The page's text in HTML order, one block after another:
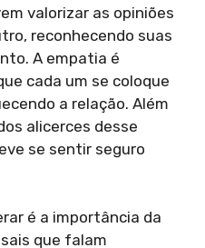
valorizar as opiniões
reconhecendo suas
A empatia é
cada um se coloque
a relação. Além
alicerces desse
se sentir seguro
é a importância da
que falam